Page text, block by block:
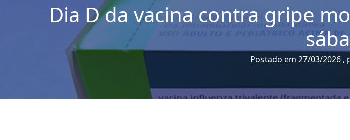
Dia D da vacina contra gripe
Postado em 27/03/2026 ,